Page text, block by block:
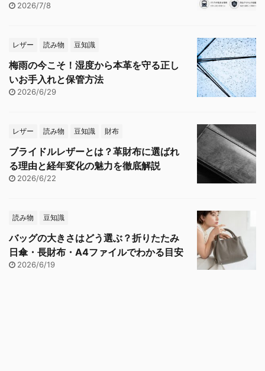
2026/7/8
レザー 読み物 豆知識
梅雨の今こそ！湿度から本革を守る正し
いお手入れと保管方法
2026/6/29
レザー 読み物 豆知識 財布
ブライドルレザーとは？革財布に選ばれ
る理由と経年変化の魅力を徹底解説
2026/6/22
読み物 豆知識
バッグの大きさはどう選ぶ？折りたたみ
日傘・長財布・A4ファイルでわかる目安
2026/6/19